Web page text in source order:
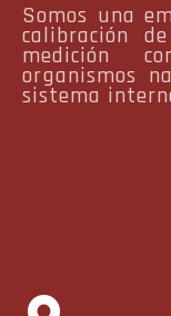
Somos una
calibración
medición
organismos
sistema